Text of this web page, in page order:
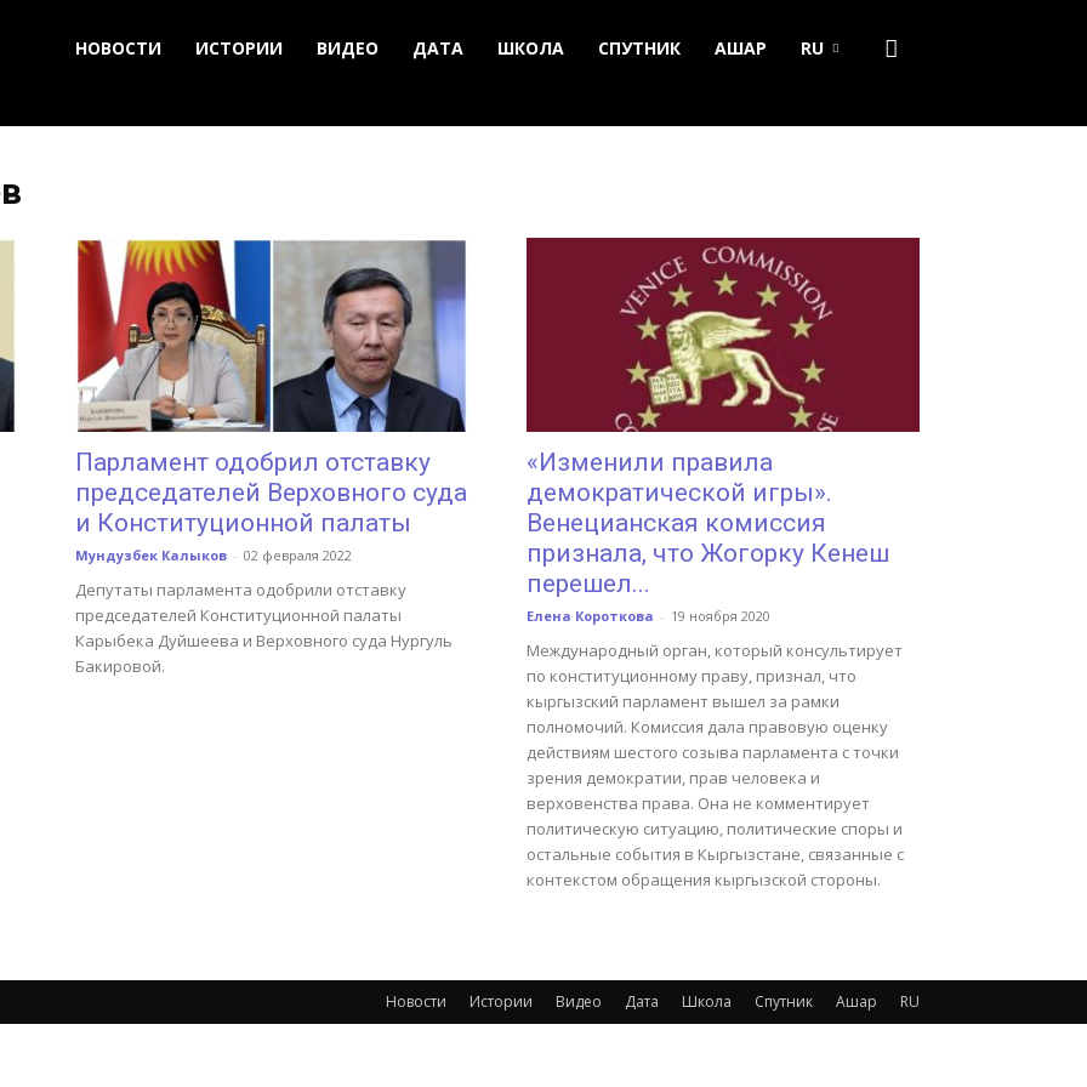
НОВОСТИ ИСТОРИИ ВИДЕО ДАТА ШКОЛА СПУТНИК АШАР RU
Парламент одобрил отставку
председателей Верховного суда
и Конституционной палаты
Мундузбек Калыков - 02 февраля 2022
Депутаты парламента одобрили отставку
председателей Конституционной палаты
Карыбека Дуйшеева и Верховного суда Нургуль
Бакировой.
«Изменили правила
демократической игры».
Венецианская комиссия
признала, что Жогорку Кенеш
перешел...
Елена Короткова - 19 ноября 2020
Международный орган, который консультирует
по конституционному праву, признал, что
кыргызский парламент вышел за рамки
полномочий. Комиссия дала правовую оценку
действиям шестого созыва парламента с точки
зрения демократии, прав человека и
верховенства права. Она не комментирует
политическую ситуацию, политические споры и
остальные события в Кыргызстане, связанные с
контекстом обращения кыргызской стороны.
Новости Истории Видео Дата Школа Спутник Ашар RU